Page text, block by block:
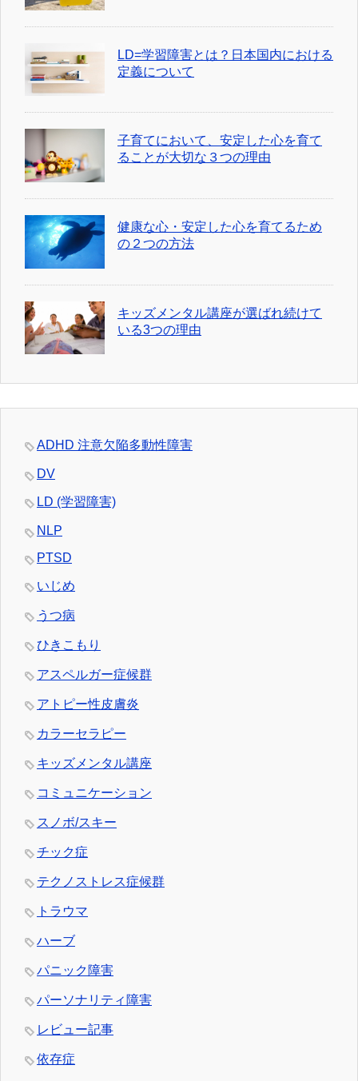
LD=学習障害とは？日本国内における
定義について
子育てにおいて、安定した心を育て
ることが大切な３つの理由
健康な心・安定した心を育てるため
の２つの方法
キッズメンタル講座が選ばれ続けて
いる3つの理由
ADHD 注意欠陥多動性障害
DV
LD (学習障害)
NLP
PTSD
いじめ
うつ病
ひきこもり
アスペルガー症候群
アトピー性皮膚炎
カラーセラピー
キッズメンタル講座
コミュニケーション
スノボ/スキー
チック症
テクノストレス症候群
トラウマ
ハーブ
パニック障害
パーソナリティ障害
レビュー記事
依存症